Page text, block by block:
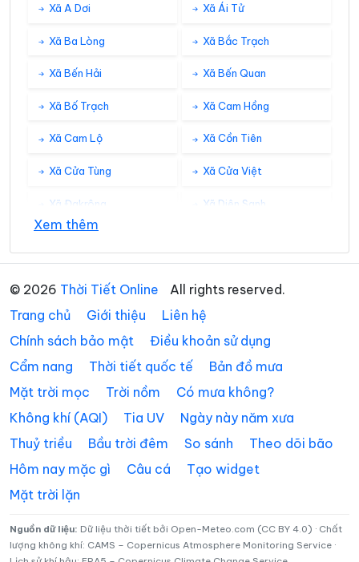
Xã A Dơi Xã Ái Tử
Xã Ba Lòng Xã Bắc Trạch
Xã Bến Hải Xã Bến Quan
Xã Bố Trạch Xã Cam Hồng
Xã Cam Lộ Xã Cồn Tiên
Xã Cửa Tùng Xã Cửa Việt
Xã Đakrông Xã Diên Sanh
Xã Hoàn Lão
Xã Hướng Hiệp Xã Hướng Lập
Xã Hướng Phùng Xã Khe Sanh
Xã Kim Điền Xã Kim Ngân
Xã Lao Bảo Xã Lệ Ninh
Xã Lệ Thủy
Xã Mỹ Thủy Xã Nam Ba Đồn
Xem thêm
© 2026 Thời Tiết Online
All rights reserved.
Trang chủ
Giới thiệu
Liên hệ
Chính sách bảo mật
Điều khoản sử dụng
Cẩm nang
Thời tiết quốc tế
Bản đồ mưa
Mặt trời mọc
Trời nồm
Có mưa không?
Không khí (AQI)
Tia UV
Ngày này năm xưa
Thuỷ triều
Bầu trời đêm So sánh
Theo dõi bão
Hôm nay mặc gì
Câu cá
Tạo widget
Mặt trời lặn
Nguồn dữ liệu: Dữ liệu thời tiết bởi Open-Meteo.com (CC BY 4.0) · Chất
lượng không khí: CAMS – Copernicus Atmosphere Monitoring Service ·